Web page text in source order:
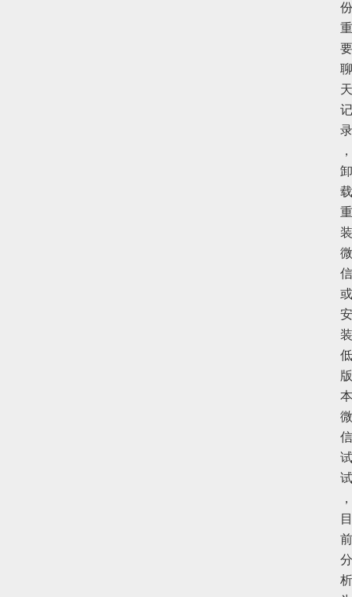
份
重
要
聊
天
记
录
，
卸
载
重
装
微
信
或
安
装
低
版
本
微
信
试
试
，
目
前
分
析